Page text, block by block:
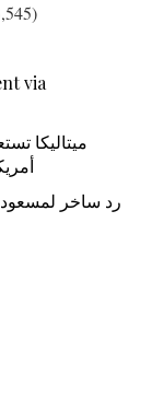
via
ميتاليكا
رد ساخر